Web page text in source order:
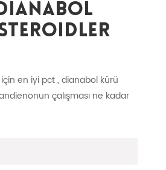
en iyi pct , dianabol kürü
çalışması ne kadar